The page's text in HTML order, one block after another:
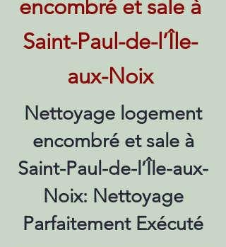
encombré et sale à
Saint-Paul-de-l’Île-
aux-Noix
Nettoyage logement
encombré et sale à
Saint-Paul-de-l’Île-aux-
Noix: Nettoyage
Parfaitement Exécuté